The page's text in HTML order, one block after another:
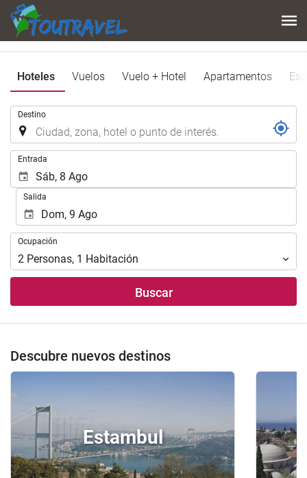
Hoteles Vuelos Vuelo + Hotel Apartamentos
Destino
Entrada
Salida
Ocupación
Ocupación
2 Personas, 1 Habitación
Buscar
Descubre nuevos destinos
Estambul